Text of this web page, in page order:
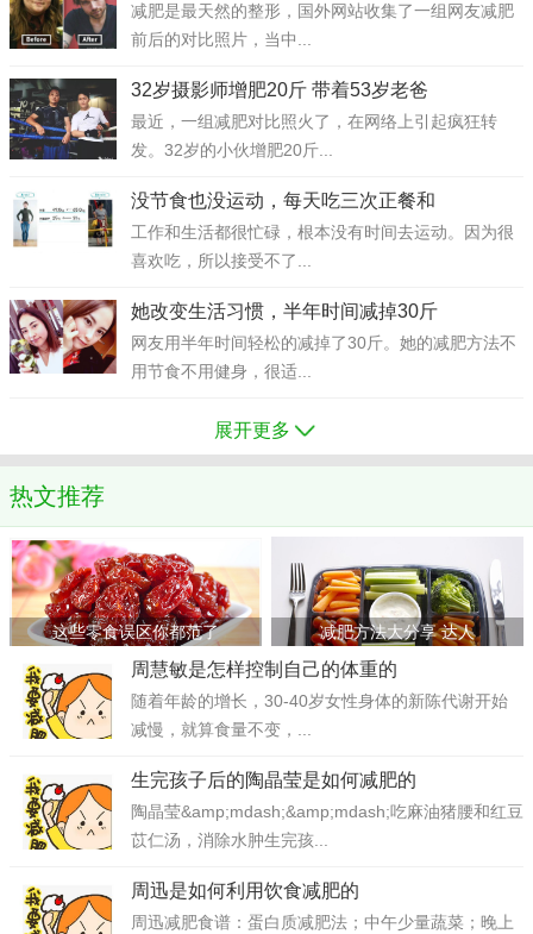
减肥是最天然的整形，国外网站收集了一组网友减肥
前后的对比照片，当中...
32岁摄影师增肥20斤 带着53岁老爸
最近，一组减肥对比照火了，在网络上引起疯狂转
发。32岁的小伙增肥20斤...
没节食也没运动，每天吃三次正餐和
工作和生活都很忙碌，根本没有时间去运动。因为很
喜欢吃，所以接受不了...
她改变生活习惯，半年时间减掉30斤
网友用半年时间轻松的减掉了30斤。她的减肥方法不
用节食不用健身，很适...
展开更多
热文推荐
这些零食误区你都范了 减肥方法大分享 达人
周慧敏是怎样控制自己的体重的
随着年龄的增长，30-40岁女性身体的新陈代谢开始
减慢，就算食量不变，...
生完孩子后的陶晶莹是如何减肥的
陶晶莹&amp;mdash;&amp;mdash;吃麻油猪腰和红豆
苡仁汤，消除水肿生完孩...
周迅是如何利用饮食减肥的
周迅减肥食谱：蛋白质减肥法；中午少量蔬菜；晚上